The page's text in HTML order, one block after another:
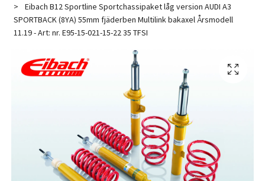
Eibach B12 Sportline Sportchassipaket låg version AUDI A3
SPORTBACK (8YA) 55mm fjäderben Multilink bakaxel Årsmodell
11.19 - Art: nr. E95-15-021-15-22 35 TFSI